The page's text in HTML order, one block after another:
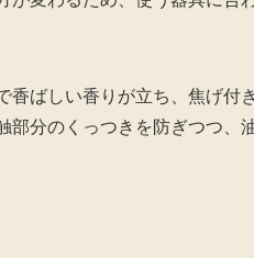
ばしい香りが立ち、焦げ付
部分のくっつきを防ぎつつ、